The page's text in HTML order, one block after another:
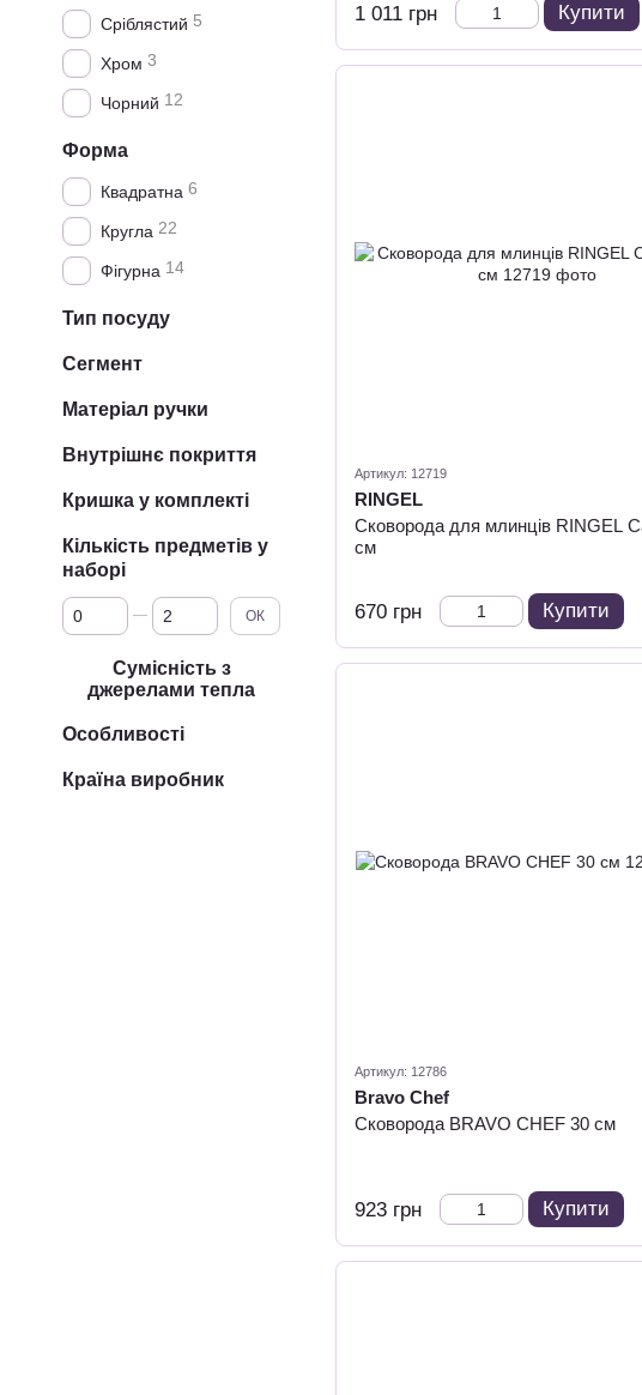
1 011 грн Купити
Артикул: 12719
RINGEL
Сковорода для млинців RINGEL
см
670 грн Купити
Артикул: 12786
Bravo Chef
Сковорода BRAVO CHEF 30 см
923 грн Купити
Сріблястий 5
Хром 3
Чорний 12
Форма
Квадратна 6
Кругла 22
Фігурна 14
Тип посуду
Сегмент
Матеріал ручки
Внутрішнє покриття
Кришка у комплекті
Кількість предметів у
наборі
Від Кількість предметів у наборі
До Кількість предметів у наборі
ОК
Сумісність з
джерелами тепла
Особливості
Країна виробник